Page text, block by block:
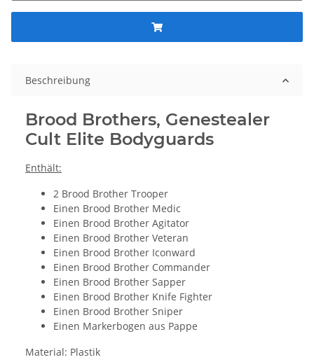
Beschreibung
Brood Brothers, Genestealer
Cult Elite Bodyguards
Enthält:
2 Brood Brother Trooper
Einen Brood Brother Medic
Einen Brood Brother Agitator
Einen Brood Brother Veteran
Einen Brood Brother Iconward
Einen Brood Brother Commander
Einen Brood Brother Sapper
Einen Brood Brother Knife Fighter
Einen Brood Brother Sniper
Einen Markerbogen aus Pappe
Material: Plastik